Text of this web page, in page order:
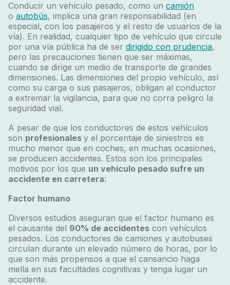
Conducir un vehículo pesado, como un camión
o autobús, implica una gran responsabilidad (en
especial, con los pasajeros y el resto de usuarios de la
vía). En realidad, cualquier tipo de vehículo que circule
por una vía pública ha de ser dirigido con prudencia,
pero las precauciones tienen que ser máximas,
cuando se dirige un medio de transporte de grandes
dimensiones. Las dimensiones del propio vehículo, así
como su carga o sus pasajeros, obligan al conductor
a extremar la vigilancia, para que no corra peligro la
seguridad vial.
A pesar de que los conductores de estos vehículos
son profesionales y el porcentaje de siniestros es
mucho menor que en coches, en muchas ocasiones,
se producen accidentes. Estos son los principales
motivos por los que un vehículo pesado sufre un
accidente en carretera:
Factor humano
Diversos estudios aseguran que el factor humano es
el causante del 90% de accidentescon vehículos
pesados. Los conductores de camiones y autobuses
circulan durante un elevado número de horas, por lo
que son más propensos a que el cansancio haga
mella en sus facultades cognitivas y tenga lugar un
accidente.